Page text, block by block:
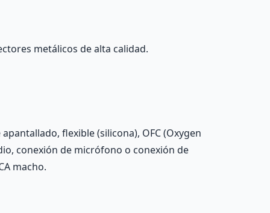
metálicos de alta calidad.
flexible (silicona), OFC (Oxygen
conexión de micrófono o conexión de
macho.